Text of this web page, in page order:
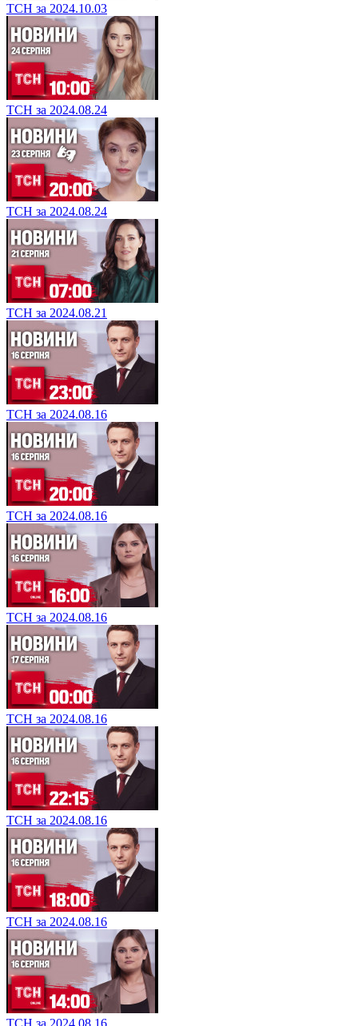
ТСН за 2024.10.03
ТСН за 2024.08.24
ТСН за 2024.08.24
ТСН за 2024.08.21
ТСН за 2024.08.16
ТСН за 2024.08.16
ТСН за 2024.08.16
ТСН за 2024.08.16
ТСН за 2024.08.16
ТСН за 2024.08.16
ТСН за 2024.08.16